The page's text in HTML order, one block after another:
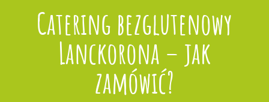
Catering bezglutenowy
Lanckorona – jak
zamówić?